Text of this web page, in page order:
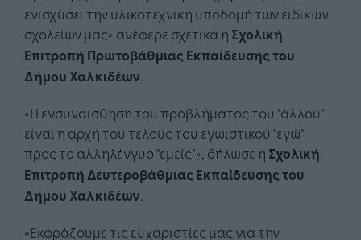
ενισχύσει την υλικοτεχνική υποδομή των ειδικών
σχολείων μας» ανέφερε σχετικά η Σχολική
Επιτροπή Πρωτοβάθμιας Εκπαίδευσης του
Δήμου Χαλκιδέων.
«Η ενσυναίσθηση του προβλήματος του "άλλου"
είναι η αρχή του τέλους του εγωιστικού "εγώ"
προς το αλληλέγγυο "εμείς"», δήλωσε η Σχολική
Επιτροπή Δευτεροβάθμιας Εκπαίδευσης του
Δήμου Χαλκιδέων.
«Eκφράζουμε τις ευχαριστίες μας για την